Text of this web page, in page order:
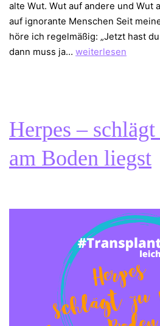
alte Wut. Wut auf andere und Wut
auf ignorante Menschen Seit
höre ich regelmäßig: „Jetzt hast
dann muss ja… Wut
weiterlesen
Herpes –
am Boden liegst